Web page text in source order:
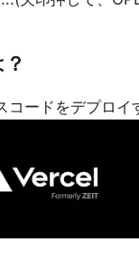
コードをデプロイ